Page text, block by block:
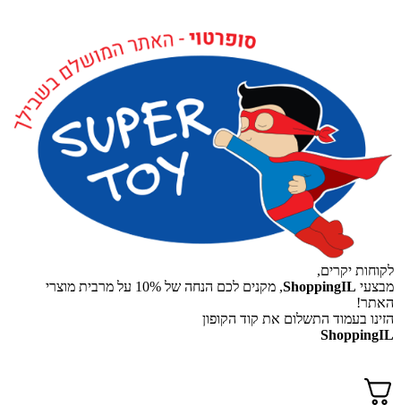
לקוחות יקרים,
מבצעי ShoppingIL
, מקנים לכם הנחה של 10% על מרבית מוצרי
האתר!
הזינו בעמוד התשלום את קוד הקופון
ShoppingIL